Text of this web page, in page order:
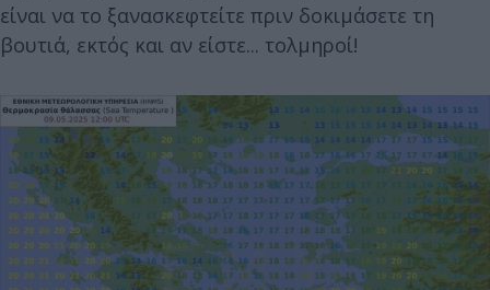
είναι να το ξανασκεφτείτε πριν δοκιμάσετε τη
βουτιά, εκτός και αν είστε... τολμηροί!